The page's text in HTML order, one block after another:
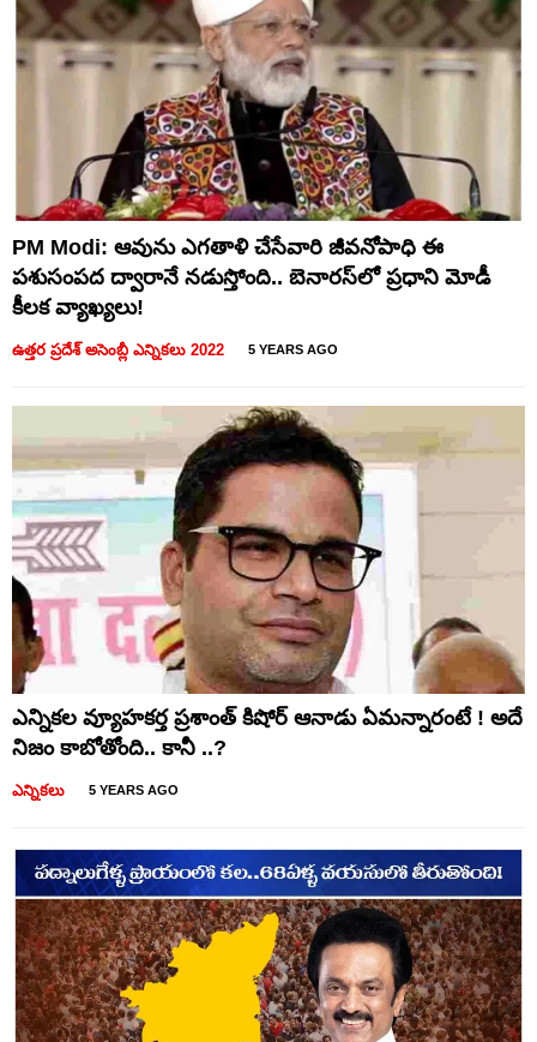
PM Modi: ఆవును ఎగతాళి చేసేవారి జీవనోపాధి ఈ
పశుసంపద ద్వారానే నడుస్తోంది.. బెనారస్‌లో ప్రధాని మోడీ
కీలక వ్యాఖ్యలు!
ఉత్తర ప్రదేశ్ అసెంబ్లీ ఎన్నికలు 2022 5 YEARS AGO
ఎన్నికల వ్యూహకర్త ప్రశాంత్ కిషోర్ ఆనాడు ఏమన్నారంటే ! అదే
నిజం కాబోతోంది.. కానీ ..?
ఎన్నికలు 5 YEARS AGO